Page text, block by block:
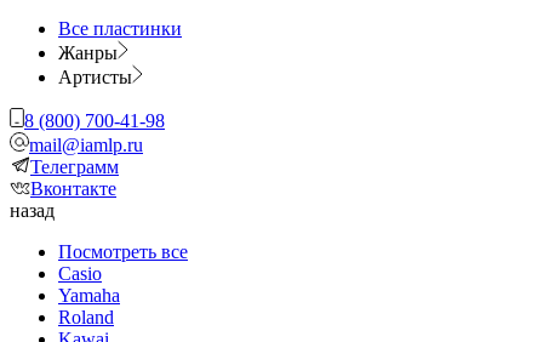
Все пластинки
Жанры
Артисты
8 (800) 700-41-98
mail@iamlp.ru
Телеграмм
Вконтакте
назад
Посмотреть все
Casio
Yamaha
Roland